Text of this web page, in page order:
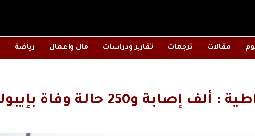
مقالات ترجمات تقارير ودراسات مال وأعمال رياضة
و250 حالة وفاة بإيبولا